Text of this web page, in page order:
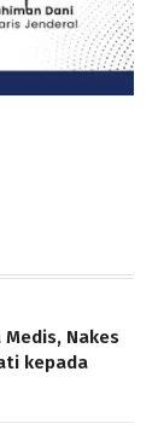
Medis, Nakes
kepada